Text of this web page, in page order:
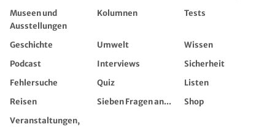
Museen und
Ausstellungen
Kolumnen Tests
Geschichte Umwelt
Wissen
Podcast
Interviews
Sicherheit
Fehlersuche
Quiz
Listen
Reisen
Sieben Fragen an...
Shop
Veranstaltungen,